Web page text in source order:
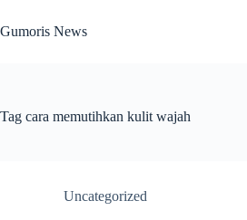
to
content
Gumoris News
Tag cara memutihkan kulit wajah
Uncategorized